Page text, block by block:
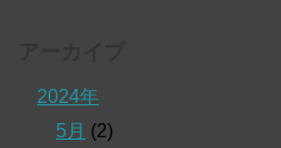
2024年
5月 (2)